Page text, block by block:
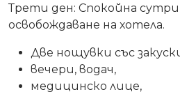
Трети ден: Спокойна
освобождаване на хотела.
Две нощувки със
вечери, водач,
медицинско лице,